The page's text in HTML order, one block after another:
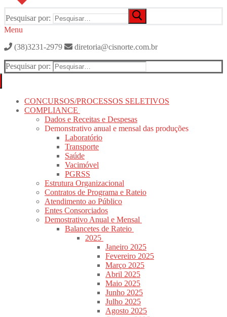
Pesquisar por:
Menu
(38)3231-2979
diretoria@cisnorte.com.br
Pesquisar por:
CONCURSOS/PROCESSOS SELETIVOS
COMPLIANCE
Dados e Receitas e Despesas
Demonstrativo anual e mensal das produções
Laboratório
Transporte
Saúde
Vacimóvel
PGRSS
Estrutura Organizacional
Contratos de Programa e Rateio
Atendimento ao Público
Entes Consorciados
Demostrativo Anual e Mensal
Balancetes de Rateio
2025
Janeiro 2025
Fevereiro 2025
Março 2025
Abril 2025
Maio 2025
Junho 2025
Julho 2025
Agosto 2025